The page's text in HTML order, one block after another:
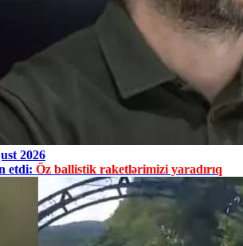
2026
etdi: Öz ballistik raketlərimizi yaradırıq